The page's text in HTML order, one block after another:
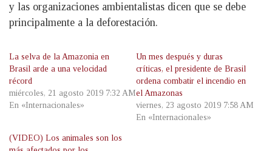
y las organizaciones ambientalistas dicen que se debe
principalmente a la deforestación.
La selva de la Amazonia en
Brasil arde a una velocidad
récord
miércoles, 21 agosto 2019 7:32 AM
En «Internacionales»
Un mes después y duras
críticas, el presidente de Brasil
ordena combatir el incendio en
el Amazonas
viernes, 23 agosto 2019 7:58 AM
En «Internacionales»
(VIDEO) Los animales son los